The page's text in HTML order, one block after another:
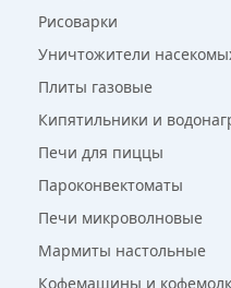
Рисоварки
Уничтожители
Плиты газовые
Кипятильники и
Печи для пиццы
Пароконвектоматы
Печи микроволновые
Мармиты настольные
Кофемашины и